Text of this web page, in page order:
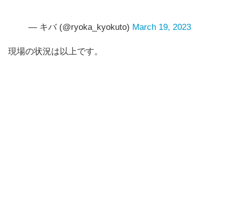
— キバ (@ryoka_kyokuto) March 19, 2023
現場の状況は以上です。